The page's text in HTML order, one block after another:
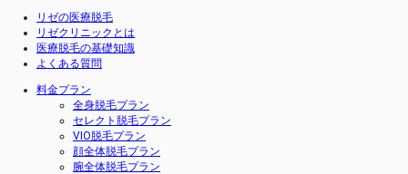
リゼの医療脱毛
リゼクリニックとは
医療脱毛の基礎知識
よくある質問
料金プラン
全身脱毛プラン
セレクト脱毛プラン
VIO脱毛プラン
顔全体脱毛プラン
腕全体脱毛プラン